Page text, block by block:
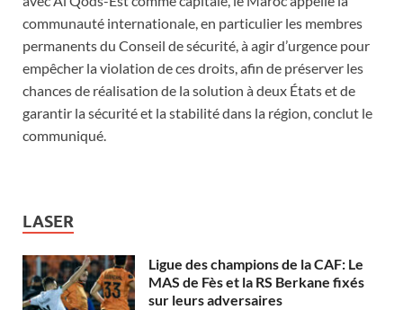
communauté internationale, en particulier les membres
permanents du Conseil de sécurité, à agir d’urgence pour
empêcher la violation de ces droits, afin de préserver les
chances de réalisation de la solution à deux États et de
garantir la sécurité et la stabilité dans la région, conclut le
communiqué.
LASER
Ligue des champions de la CAF: Le
MAS de Fès et la RS Berkane fixés
sur leurs adversaires